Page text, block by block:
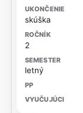
skúška
2
letný